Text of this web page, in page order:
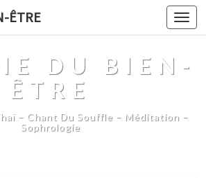
ÊTRE
DU BIEN-
ÊTRE
– Chant Du Souffle – Méditation –
Sophrologie